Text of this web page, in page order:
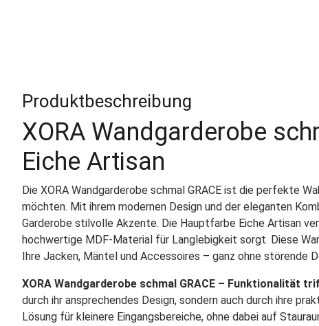
Produktbeschreibung
XORA Wandgarderobe
Eiche Artisan
Die XORA Wandgarderobe schmal GRACE ist die perfekte
möchten. Mit ihrem modernen Design und der eleganten
Garderobe stilvolle Akzente. Die Hauptfarbe Eiche Artisan
hochwertige MDF-Material für Langlebigkeit sorgt. Diese
Ihre Jacken, Mäntel und Accessoires – ganz ohne störende
XORA Wandgarderobe schmal GRACE – Funktionalität
durch ihr ansprechendes Design, sondern auch durch ihre
Lösung für kleinere Eingangsbereiche, ohne dabei auf